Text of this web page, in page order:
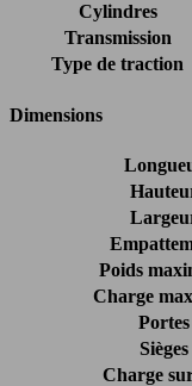
Cylindres
Transmission
Type de traction
Dimensions
Poids
Charge
Portes
Sièges
Charge